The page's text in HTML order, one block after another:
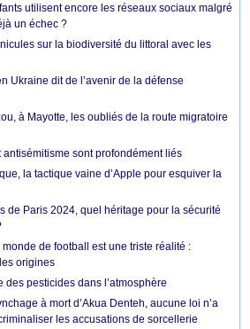
utilisent encore les réseaux sociaux malgré
un échec ?
sur la biodiversité du littoral avec les
Ukraine dit de l’avenir de la défense
à Mayotte, les oubliés de la route migratoire
sont profondément liés
la tactique vaine d’Apple pour esquiver la
de Paris 2024, quel héritage pour la sécurité
de football est une triste réalité :
origines
pesticides dans l’atmosphère
à mort d’Akua Denteh, aucune loi n’a
les accusations de sorcellerie